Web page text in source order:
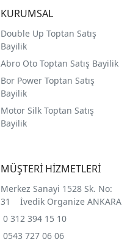
KURUMSAL
Double Up Toptan Satış
Bayilik
Abro Oto Toptan Satış Bayilik
Bor Power Toptan Satış
Bayilik
Motor Silk Toptan Satış
Bayilik
MÜŞTERİ HİZMETLERİ
Merkez Sanayi 1528 Sk. No:
31 İvedik Organize ANKARA
0 312 394 15 10
0543 727 06 06